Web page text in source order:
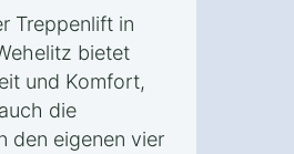
Treppenlift in
bietet
und Komfort,
die
den eigenen vier